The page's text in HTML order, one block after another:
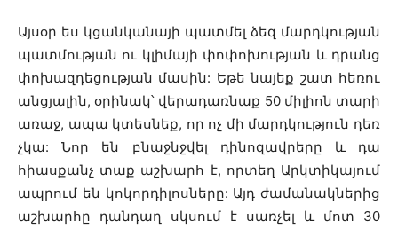
Այսօր ես կցանկանայի պատմել ձեզ մարդկության
պատմության ու կլիմայի փոփոխության և դրանց
փոխազդեցության մասին: Եթե նայեք շատ հեռու
անցյալին, օրինակ՝ վերադառնաք 50 միլիոն տարի
առաջ, ապա կտեսնեք, որ ոչ մի մարդկություն դեռ
չկա: Նոր են բնաջնջվել դինոզավրերը և դա
հիասքանչ տաք աշխարհ է, որտեղ Արկտիկայում
ապրում են կոկորդիլոսները: Այդ ժամանակներից
աշխարհը դանդաղ սկսում է սառչել և մոտ 30